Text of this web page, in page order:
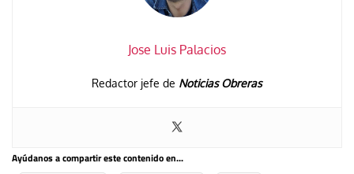
Jose Luis Palacios
Redactor jefe de Noticias Obreras
Ayúdanos a compartir este contenido en...